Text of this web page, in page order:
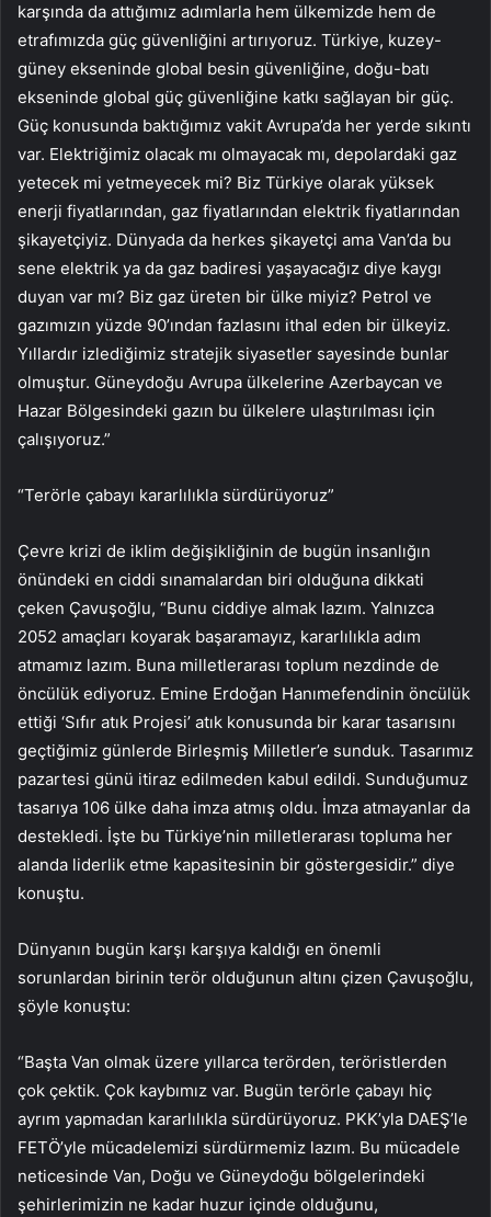
karşında da attığımız adımlarla hem ülkemizde hem de
etrafımızda güç güvenliğini artırıyoruz. Türkiye, kuzey-
güney ekseninde global besin güvenliğine, doğu-batı
ekseninde global güç güvenliğine katkı sağlayan bir güç.
Güç konusunda baktığımız vakit Avrupa’da her yerde sıkıntı
var. Elektriğimiz olacak mı olmayacak mı, depolardaki gaz
yetecek mi yetmeyecek mi? Biz Türkiye olarak yüksek
enerji fiyatlarından, gaz fiyatlarından elektrik fiyatlarından
şikayetçiyiz. Dünyada da herkes şikayetçi ama Van’da bu
sene elektrik ya da gaz badiresi yaşayacağız diye kaygı
duyan var mı? Biz gaz üreten bir ülke miyiz? Petrol ve
gazımızın yüzde 90’ından fazlasını ithal eden bir ülkeyiz.
Yıllardır izlediğimiz stratejik siyasetler sayesinde bunlar
olmuştur. Güneydoğu Avrupa ülkelerine Azerbaycan ve
Hazar Bölgesindeki gazın bu ülkelere ulaştırılması için
çalışıyoruz.”
“Terörle çabayı kararlılıkla sürdürüyoruz”
Çevre krizi de iklim değişikliğinin de bugün insanlığın
önündeki en ciddi sınamalardan biri olduğuna dikkati
çeken Çavuşoğlu, “Bunu ciddiye almak lazım. Yalnızca
2052 amaçları koyarak başaramayız, kararlılıkla adım
atmamız lazım. Buna milletlerarası toplum nezdinde de
öncülük ediyoruz. Emine Erdoğan Hanımefendinin öncülük
ettiği ‘Sıfır atık Projesi’ atık konusunda bir karar tasarısını
geçtiğimiz günlerde Birleşmiş Milletler’e sunduk. Tasarımız
pazartesi günü itiraz edilmeden kabul edildi. Sunduğumuz
tasarıya 106 ülke daha imza atmış oldu. İmza atmayanlar da
destekledi. İşte bu Türkiye’nin milletlerarası topluma her
alanda liderlik etme kapasitesinin bir göstergesidir.” diye
konuştu.
Dünyanın bugün karşı karşıya kaldığı en önemli
sorunlardan birinin terör olduğunun altını çizen Çavuşoğlu,
şöyle konuştu:
“Başta Van olmak üzere yıllarca terörden, teröristlerden
çok çektik. Çok kaybımız var. Bugün terörle çabayı hiç
ayrım yapmadan kararlılıkla sürdürüyoruz. PKK’yla DAEŞ’le
FETÖ’yle mücadelemizi sürdürmemiz lazım. Bu mücadele
neticesinde Van, Doğu ve Güneydoğu bölgelerindeki
şehirlerimizin ne kadar huzur içinde olduğunu,